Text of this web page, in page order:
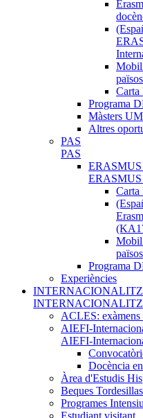
Carta
Programa
Màsters
Altres
PAS
PAS
ERASMUS
ERASMUS
Carta
Programa
Experiències
ACLES:
AIEFI-
AIEFI-
Docència
Àrea d'Estudis
Beques Tordesillas
Programes
Estudiant visitant